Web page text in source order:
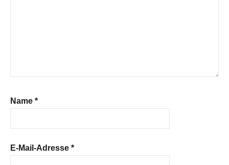
Name *
E-Mail-Adresse *